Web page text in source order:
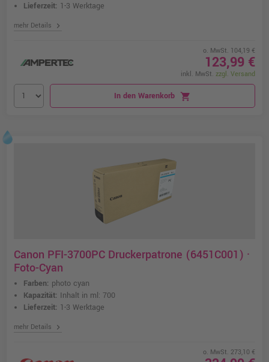
Lieferzeit: 1-3 Werktage
mehr Details chevron_right
o. MwSt. 104,19 €
123,99 €
inkl. MwSt. zzgl. Versand
In den Warenkorb shopping_cart
Canon PFI-3700PC Druckerpatrone (6451C001) ·
Foto-Cyan
Farben: photo cyan
Kapazität: Inhalt in ml: 700
Lieferzeit: 1-3 Werktage
mehr Details chevron_right
o. MwSt. 273,10 €